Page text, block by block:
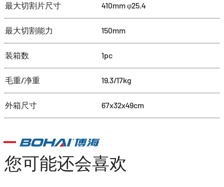
最大切割片尺寸 410mm φ25.4
最大切割能力 150mm
装箱数 1pc
毛重/净重 19.3/17kg
外箱尺寸 67x32x49cm
您可能还会喜欢